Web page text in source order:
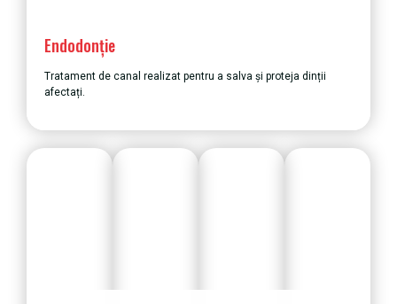
Endodonție
Tratament de canal realizat pentru a salva și proteja dinții
afectați.